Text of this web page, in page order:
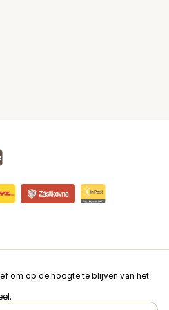
om op de hoogte te blijven van het